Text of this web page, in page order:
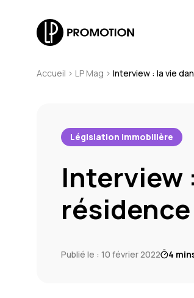
Accueil > LP Mag > Interview : la vie
Législation immobilière
Interview
Publié le : 10 février 2022 4